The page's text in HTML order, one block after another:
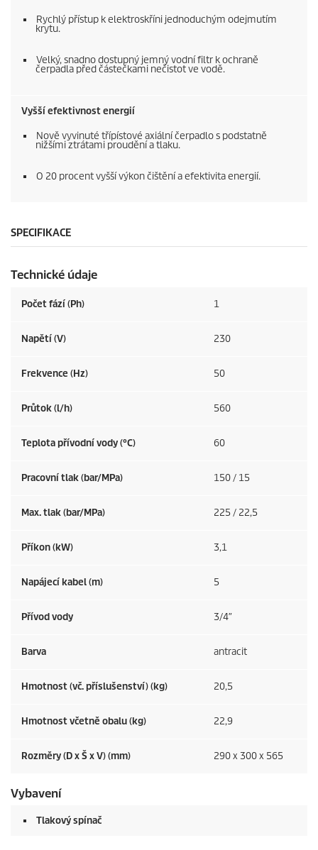
Rychlý přístup k elektroskříni jednoduchým odejmutím
krytu.
Velký, snadno dostupný jemný vodní filtr k ochraně
čerpadla před částečkami nečistot ve vodě.
Vyšší efektivnost energií
Nově vyvinuté třípístové axiální čerpadlo s podstatně
nižšími ztrátami proudění a tlaku.
O 20 procent vyšší výkon čištění a efektivita energií.
SPECIFIKACE
Technické údaje
Počet fází (Ph) 1
Napětí (V) 230
Frekvence (Hz) 50
Průtok (l/h) 560
Teplota přívodní vody (°C) 60
Pracovní tlak (bar/MPa) 150 / 15
Max. tlak (bar/MPa) 225 / 22,5
Příkon (kW) 3,1
Napájecí kabel (m) 5
Přívod vody 3/4″
Barva antracit
Hmotnost (vč. příslušenství) (kg) 20,5
Hmotnost včetně obalu (kg) 22,9
Rozměry (D x Š x V) (mm) 290 x 300 x 565
Vybavení
Tlakový spínač